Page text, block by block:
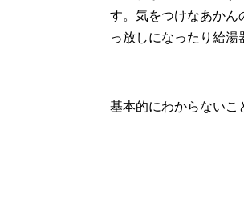
す。気をつけなあかん
っ放しになったり給湯
基本的にわからないこ